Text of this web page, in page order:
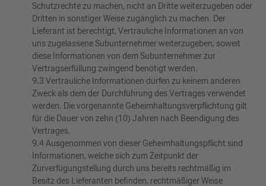
Schutzrechte zu machen, nicht an Dritte weiterzugeben oder
Dritten in sonstiger Weise zugänglich zu machen. Der
Lieferant ist berechtigt, Vertrauliche Informationen an von
uns zugelassene Subunternehmer weiterzugeben, soweit
diese Informationen von dem Subunternehmer zur
Vertragserfüllung zwingend benötigt werden.
9.3 Vertrauliche Informationen dürfen zu keinem anderen
Zweck als dem der Durchführung des Vertrages verwendet
werden. Die vorgenannte Geheimhaltungsverpflichtung gilt
für die Dauer von zehn (10) Jahren nach Beendigung des
Vertrages.
9.4 Ausgenommen von dieser Geheimhaltungspflicht sind
Informationen, welche sich zum Zeitpunkt der
Zurverfügungstellung durch uns bereits rechtmäßig im
Besitz des Lieferanten befinden, rechtmäßiger Weise